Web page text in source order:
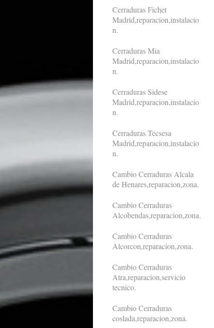
Cerraduras Fichet
Madrid,reparacion,instalacio
n.
Cerraduras Mia
Madrid,reparacion,instalacio
n.
Cerraduras Sidese
Madrid,reparacion,instalacio
n.
Cerraduras Tecsesa
Madrid,reparacion,instalacio
n.
Cambio Cerraduras Alcala
de Henares,reparacion,zona.
Cambio Cerraduras
Alcobendas,reparacion,zona.
Cambio Cerraduras
Alcorcon,reparacion,zona.
Cambio Cerraduras
Atra,reparacion,servicio
tecnico.
Cambio Cerraduras
coslada,reparacion,zona.